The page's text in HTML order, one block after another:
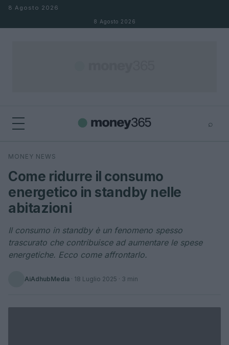
Salta al contenuto
8 Agosto 2026
8 Agosto 2026
⌕
Cerca
MONEY NEWS
Come ridurre il consumo
energetico in standby nelle
abitazioni
Il consumo in standby è un fenomeno spesso
trascurato che contribuisce ad aumentare le spese
energetiche. Ecco come affrontarlo.
AiAdhubMedia · 18 Luglio 2025 · 3 min